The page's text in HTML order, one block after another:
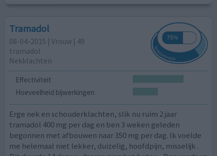
Tramadol
08-04-2015 | Vrouw | 49
tramadol
Nekklachten
Effectiviteit
Hoeveelheid bijwerkingen
Erge nek en schouderklachten, slik nu ruim 2 jaar
tramadol 400 mg per dag en ben 3 weken geleden
begonnen met afbouwen naar 350 mg per dag. Ik voelde
me helemaal niet lekker, duizelig, hoofdpijn, misselijk .